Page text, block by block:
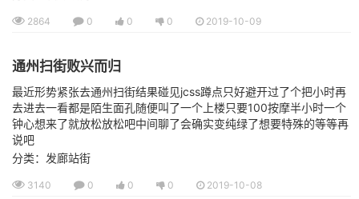
2864 0 0 0 2019-10-09
通州扫街败兴而归
最近形势紧张去通州扫街结果碰见jcss蹲点只好避开过了个把小时再
去进去一看都是陌生面孔随便叫了一个上楼只要100按摩半小时一个
钟心想来了就放松放松吧中间聊了会确实变纯绿了想要特殊的等等再
说吧
分类：发廊站街
3140 0 0 0 2019-10-08